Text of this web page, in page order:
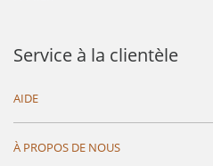
Service à la clientèle
AIDE
À PROPOS DE NOUS